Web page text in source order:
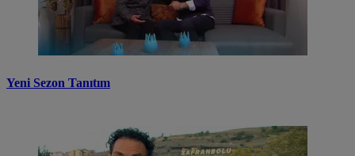
Yeni Sezon Tanıtım